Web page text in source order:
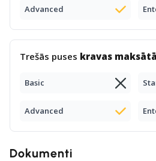
Advanced
Trešās puses kravas
Basic
Advanced
Dokumenti